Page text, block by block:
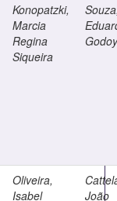
Konopatzki,
Marcia
Regina
Siqueira
Oliveira,
Isabel
João